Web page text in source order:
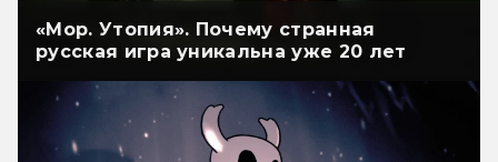
«Мор. Утопия». Почему странная
русская игра уникальна уже 20 лет